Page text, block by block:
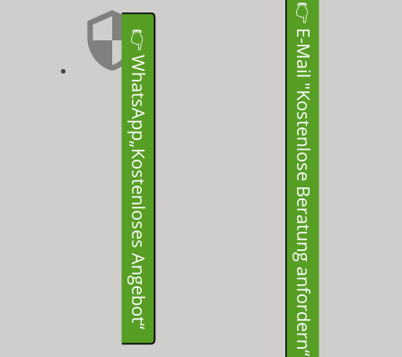
👉 E-Mail "Kostenlose Beratung anfordern“
👉 WhatsApp„Kostenloses Angebot“